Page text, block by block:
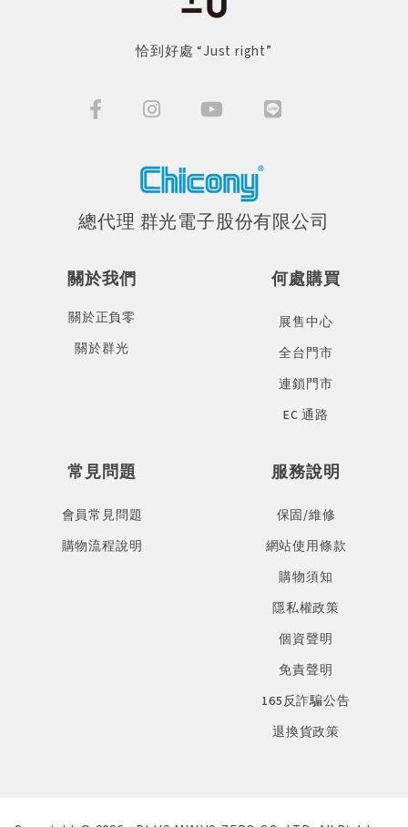
恰到好處 “Just right”
總代理 群光電子股份有限公司
關於我們
關於正負零
關於群光
何處購買
展售中心
全台門市
連鎖門市
EC 通路
常見問題
會員常見問題
購物流程說明
服務說明
保固/維修
網站使用條款
購物須知
隱私權政策
個資聲明
免責聲明
165反詐騙公告
退換貨政策